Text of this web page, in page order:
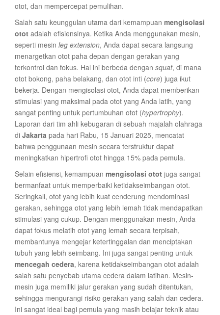
otot, dan mempercepat pemulihan.
Salah satu keunggulan utama dari kemampuan mengisolasi
otot adalah efisiensinya. Ketika Anda menggunakan mesin,
seperti mesin leg extension, Anda dapat secara langsung
menargetkan otot paha depan dengan gerakan yang
terkontrol dan fokus. Hal ini berbeda dengan squat, di mana
otot bokong, paha belakang, dan otot inti (core) juga ikut
bekerja. Dengan mengisolasi otot, Anda dapat memberikan
stimulasi yang maksimal pada otot yang Anda latih, yang
sangat penting untuk pertumbuhan otot (hypertrophy).
Laporan dari tim ahli kebugaran di sebuah majalah olahraga
di Jakarta pada hari Rabu, 15 Januari 2025, mencatat
bahwa penggunaan mesin secara terstruktur dapat
meningkatkan hipertrofi otot hingga 15% pada pemula.
Selain efisiensi, kemampuan mengisolasi otot juga sangat
bermanfaat untuk memperbaiki ketidakseimbangan otot.
Seringkali, otot yang lebih kuat cenderung mendominasi
gerakan, sehingga otot yang lebih lemah tidak mendapatkan
stimulasi yang cukup. Dengan menggunakan mesin, Anda
dapat fokus melatih otot yang lemah secara terpisah,
membantunya mengejar ketertinggalan dan menciptakan
tubuh yang lebih seimbang. Ini juga sangat penting untuk
mencegah cedera, karena ketidakseimbangan otot adalah
salah satu penyebab utama cedera dalam latihan. Mesin-
mesin juga memiliki jalur gerakan yang sudah ditentukan,
sehingga mengurangi risiko gerakan yang salah dan cedera.
Ini sangat ideal bagi pemula yang masih belajar teknik atau